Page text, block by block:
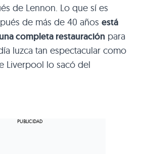
de Lennon. Lo que sí es
de más de 40 años está
completa restauración para
luzca tan espectacular como
Liverpool lo sacó del